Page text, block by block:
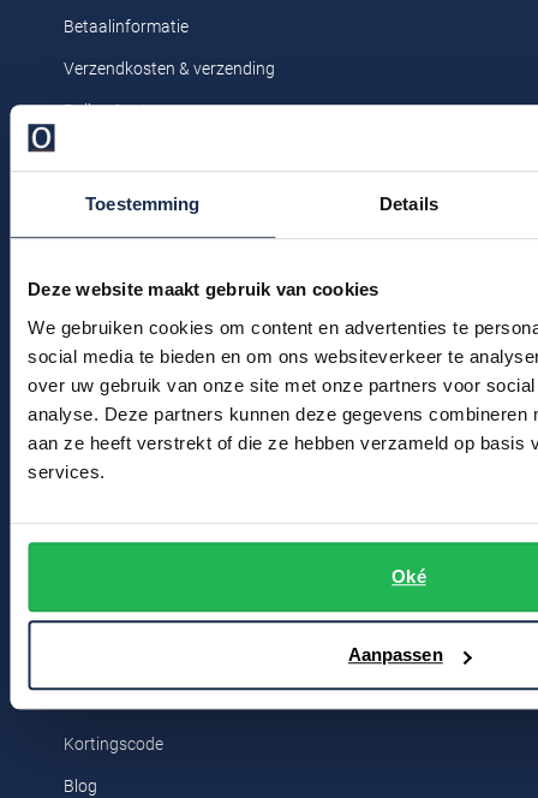
Toestemming Details
Deze website maakt gebruik van cookies
We gebruiken cookies om content en advertenties te
social media te bieden en om ons websiteverkeer te
over uw gebruik van onze site met onze partners voor
analyse. Deze partners kunnen deze gegevens combineren
aan ze heeft verstrekt of die ze hebben verzameld op basis
services.
Oké
Aanpassen
Profuomo
R2
Seidensticker
Tommy Hilfiger
Replay
Schiesser
Slater
State of Art
Superdry
Tenson
Vanguard
William Lockie
Alle Merken
Betaalinformatie
Verzendkosten & verzending
Ruilen & retourneren
Veelgestelde vragen
Kledingonderhoud
Klantenservice
Actievoorwaarden
Winkel
Winkel & Openingstijden
Contact
Bert Schrier Herenmode
2311 CX Leiden
Voor jou
Kortingscode
Blog